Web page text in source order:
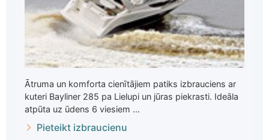
Ātruma un komforta cienītājiem patiks izbrauciens ar
kuteri Bayliner 285 pa Lielupi un jūras piekrasti. Ideāla
atpūta uz ūdens 6 viesiem ...
Pieteikt izbraucienu